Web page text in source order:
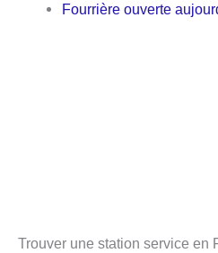
Fourrière ouverte
Trouver une station service en